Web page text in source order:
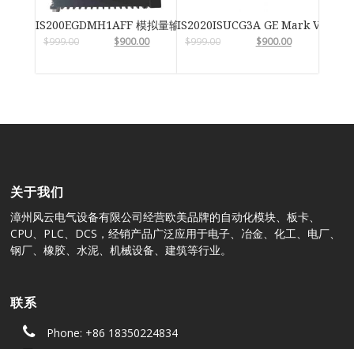
IS200EGDMH1AFF 模拟量输入输出模块
$999.00 $900.00
IS2020ISUCG3A GE Mark VIe
$999.00 $900.00
关于我们
漳州风云电气设备有限公司经营欧美品牌的自动化模块、板卡、
CPU、PLC、DCS，经销产品广泛应用于电子、冶金、化工、电厂、
钢厂、橡胶、水泥、机械设备、建筑等行业。
联系
Phone: +86 18350224834